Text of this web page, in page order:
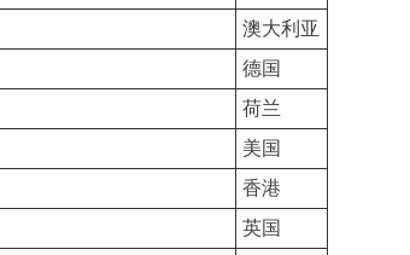
澳大利亚
德国
荷兰
美国
香港
英国